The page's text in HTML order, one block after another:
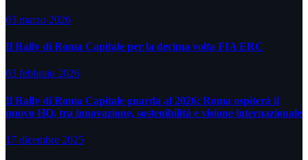
03 marzo 2026
Il Rally di Roma Capitale per la decima volta FIA ERC
03 febbraio 2026
Il Rally di Roma Capitale guarda al 2026: Roma ospiterà il
nuovo HQ, tra innovazione, sostenibilità e visione internazionale
17 dicembre 2025